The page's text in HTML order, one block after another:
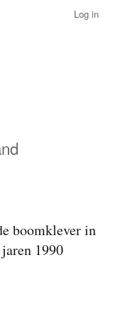
Log in
boomklever in
1990